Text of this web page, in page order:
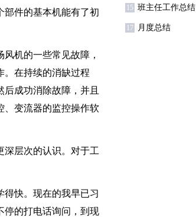
部件的基本机能有了初
机的一些常见故障，
。在持续的消缺过程
成功消除故障，并且
、变流器的监控操作软
深层次的认识。对于工
得快。现在的我早已习
停的打电话询问，到现
15 班主任工作总结
17 月度总结